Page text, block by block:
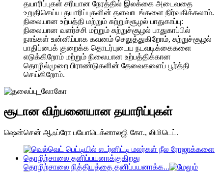
தயாரிப்புகள் சரியான நேரத்தில் இலக்கை அடைவதை
உறுதிசெய்ய தயாரிப்புகளின் தளவாடங்களை நிர்வகிக்கலாம்.
நிலையான உற்பத்தி மற்றும் சுற்றுச்சூழல் பாதுகாப்பு:
நிலையான வளர்ச்சி மற்றும் சுற்றுச்சூழல் பாதுகாப்பில்
நாங்கள் உன்னிப்பாக கவனம் செலுத்துகிறோம், சுற்றுச்சூழல்
பாதிப்பைக் குறைக்க தொடர்புடைய நடவடிக்கைகளை
எடுக்கிறோம் மற்றும் நிலையான உற்பத்திக்கான
தொழில்முறை பிராண்டுகளின் தேவைகளைப் பூர்த்தி
செய்கிறோம்.
சூடான விற்பனையான தயாரிப்புகள்
ஷென்சென் ஆஃப்ரோ பயோடெக்னாலஜி கோ., லிமிடெட்.
தொழிற்சாலை நித்தியத்தை தனிப்பயனாக்க...